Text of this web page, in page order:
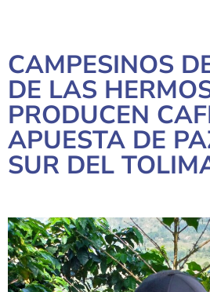
CAMPESINOS
DE LAS
PRODUCEN
APUESTA DE
SUR DEL